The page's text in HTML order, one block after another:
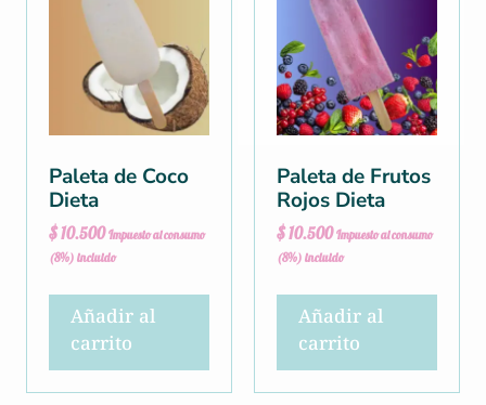
Paleta de Coco
Dieta
$10.500 Impuesto al consumo
(8%) incluido
Añadir al
carrito
Paleta de Frutos
Rojos Dieta
$10.500 Impuesto al consumo
(8%) incluido
Añadir al
carrito